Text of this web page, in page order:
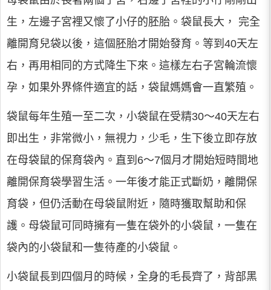
生，左邊子宮裡又懷了小仔的胚胎。袋鼠長大， 完全
離開育兒袋以後，這個胚胎才開始發育。等到40天左
右，再用相同的方式降生下來。這樣左右子宮輪流懷
孕，如果外界條件適宜的話，袋鼠媽媽會一直繁殖。
袋鼠每年生殖一至二次，小袋鼠在受精30～40天左右
即出生，非常微小，無視力，少毛，生下後立即存放
在母袋鼠的保育袋內。直到6～7個月才開始短時間地
離開保育袋學習生活。一年後才能正式斷奶，離開保
育袋，但仍活動在母袋鼠附近，隨時獲取幫助和保
護。母袋鼠可同時擁有一隻在袋外的小袋鼠，一隻在
袋內的小袋鼠和一隻待產的小袋鼠。
小袋鼠長到四個月的時候，全身的毛長齊了，背部黑